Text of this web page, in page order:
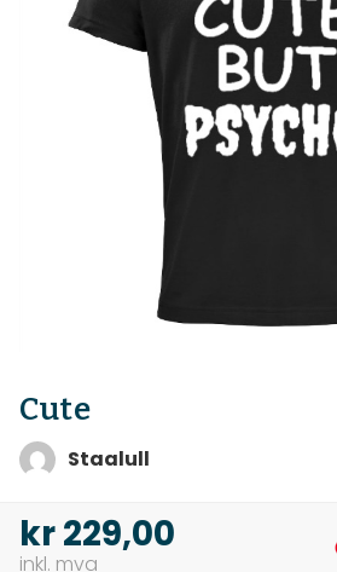
Cute
Staalull
kr229,00